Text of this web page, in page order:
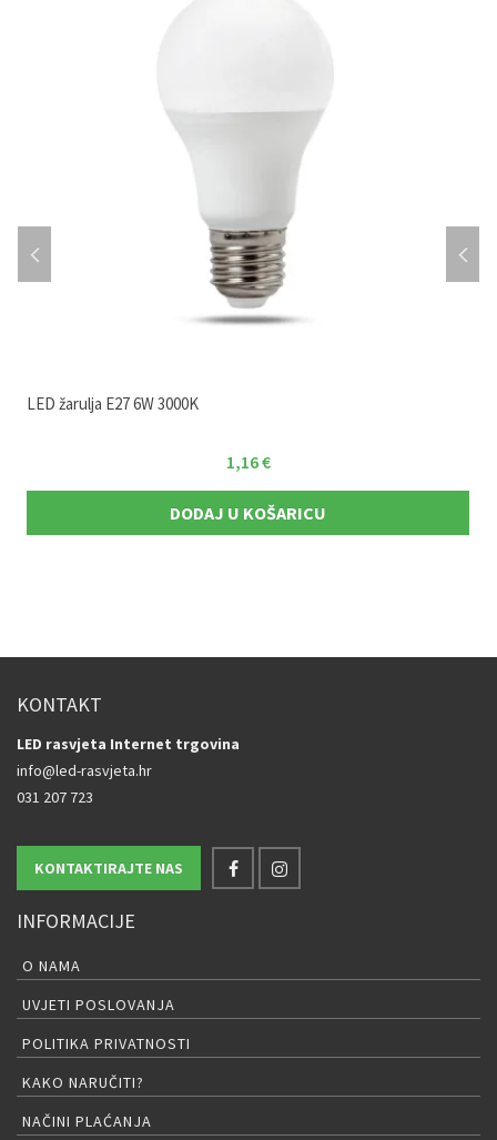
LED žarulja E27 6W 3000K
1,16€
DODAJ U KOŠARICU
KONTAKT
LED rasvjeta Internet trgovina
info@led-rasvjeta.hr
031 207 723
KONTAKTIRAJTE NAS
INFORMACIJE
O NAMA
UVJETI POSLOVANJA
POLITIKA PRIVATNOSTI
KAKO NARUČITI?
NAČINI PLAĆANJA